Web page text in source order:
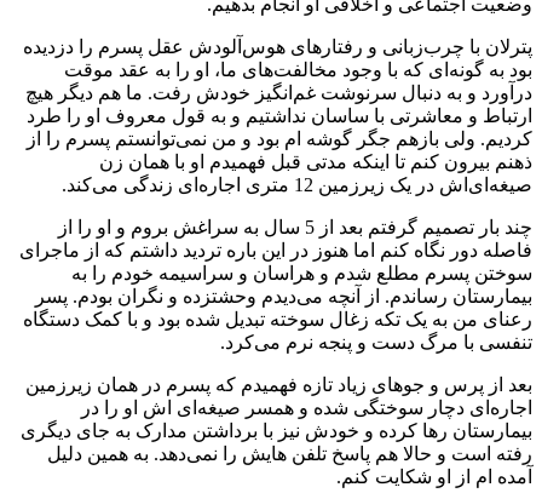
پترلان با چرب‌زبانی و رفتارهای هوس‌آلودش عقل پسرم را دزدیده
بود به گونه‌ای که با وجود مخالفت‌های ما، او را به عقد موقت
درآورد و به دنبال سرنوشت غم‌انگیز خودش رفت. ما هم دیگر هیچ
ارتباط و معاشرتی با ساسان نداشتیم و به قول معروف او را طرد
کردیم. ولی بازهم جگر گوشه ام بود و من نمی‌توانستم پسرم را از
ذهنم بیرون کنم تا اینکه مدتی قبل فهمیدم او با همان زن
صیغه‌ای‌اش در یک زیرزمین 12 متری اجاره‌ای زندگی می‌کند.
چند بار تصمیم گرفتم بعد از 5 سال به سراغش بروم و او را از
فاصله دور نگاه کنم اما هنوز در این باره تردید داشتم که از ماجرای
سوختن پسرم مطلع شدم و هراسان و سراسیمه خودم را به
بیمارستان رساندم. از آنچه می‌دیدم وحشتزده و نگران بودم. پسر
رعنای من به یک تکه زغال سوخته تبدیل شده بود و با کمک دستگاه
تنفسی با مرگ دست و پنجه نرم می‌کرد.
بعد از پرس و جوهای زیاد تازه فهمیدم که پسرم در همان زیرزمین
اجاره‌ای دچار سوختگی شده و همسر صیغه‌ای اش او را در
بیمارستان رها کرده و خودش نیز با برداشتن مدارک به جای دیگری
رفته است و حالا هم پاسخ تلفن هایش را نمی‌دهد. به همین دلیل
آمده ام از او شکایت کنم.